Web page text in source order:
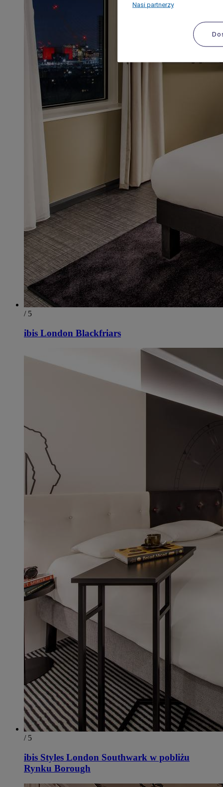
/ 5
ibis London Blackfriars
/ 5
ibis Styles London Southwark w pobliżu
Rynku Borough
Nasi partnerzy